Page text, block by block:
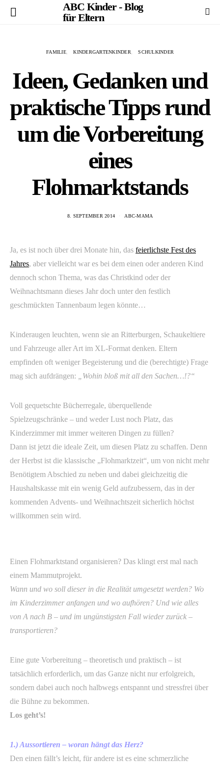
ABC Kinder - Blog
für Eltern
FAMILIE KINDERGARTENKINDER SCHULKINDER
Ideen, Gedanken und
praktische Tipps rund
um die Vorbereitung
eines
Flohmarktstands
8. SEPTEMBER 2014 ABC-MAMA
Ja, es ist noch über drei Monate hin, das feierlichste Fest des
Jahres, aber vielleicht war es bei dem einen oder anderen Kind
dennoch schon Thema, was das Christkind oder der
Weihnachtsmann dieses Jahr doch unter den festlich
geschmückten Tannenbaum legen könnte…
Kinderaugen leuchten, wenn sie an Ritterburgen, Schaukeltiere
und Fahrzeuge aller Art im XL-Format denken. Eltern
empfinden oft weniger Begeisterung und die (berechtigte) Frage
mag sich aufdrängen:
„Wohin bloß mit all den Sachen…!?“
Voll gequetschte Bücherregale, überquellende
Spielzeugschränke – und weder Lust noch Platz, das
Kinderzimmer mit immer weiteren Dingen zu füllen?
Dann ist jetzt die ideale Zeit, um diesen Platz zu schaffen. Denn
der Herbst ist die klassische „Flohmarktzeit“, um von nicht mehr
Benötigtem Abschied zu neben und dabei gleichzeitig die
Haushaltskasse mit ein wenig Geld aufzubessern, das in der
kommenden Advents- und Weihnachtszeit sicherlich höchst
willkommen sein wird.
Einen Flohmarktstand organisieren? Das klingt erst mal nach
einem Mammutprojekt.
Wann und wo soll dieser in die Realität umgesetzt werden? Wo
im Kinderzimmer anfangen und wo aufhören? Und wie alles
von A nach B – und im ungünstigsten Fall wieder zurück –
transportieren?
Eine gute Vorbereitung – theoretisch und praktisch – ist
tatsächlich erforderlich, um das Ganze nicht nur erfolgreich,
sondern dabei auch noch halbwegs entspannt und stressfrei über
die Bühne zu bekommen.
Los geht’s!
1.) Aussortieren – woran hängt das Herz?
Den einen fällt’s leicht, für andere ist es eine schmerzliche